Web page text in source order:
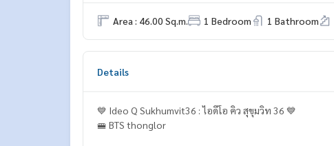
Area : 46.00 Sq.m. 1 Bedroom 1 Bathroom
Details
💙 Ideo Q Sukhumvit36 : ไอดีโอ คิว สุขุมวิท 36 💙
🚝 BTS thonglor